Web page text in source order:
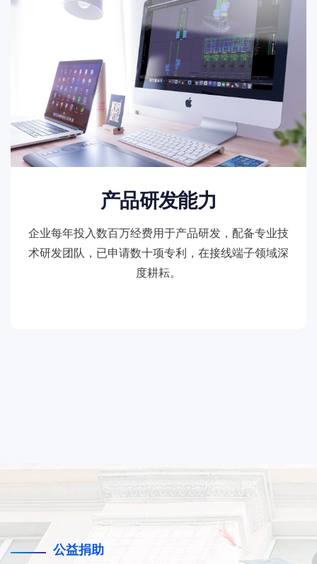
产品研发能力
企业每年投入数百万经费用于产品研发，配备专业技
术研发团队，已申请数十项专利，在接线端子领域深
度耕耘。
公益捐助